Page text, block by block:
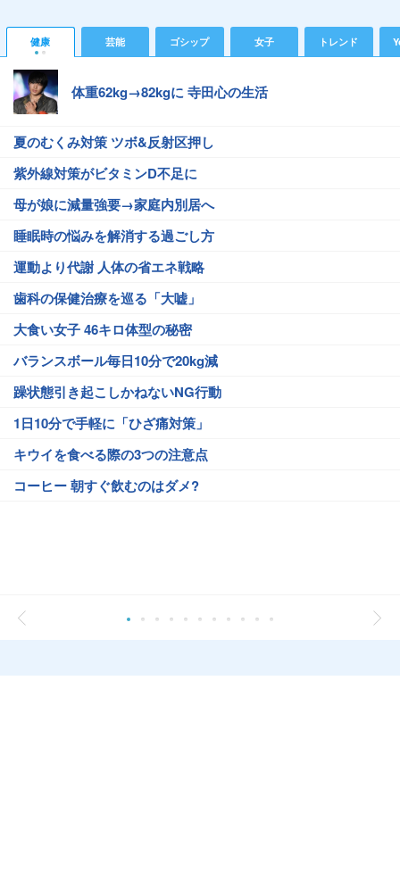
健康 芸能 ゴシップ 女子 トレンド
体重62kg→82kgに 寺田心の生活
夏のむくみ対策 ツボ&反射区押し
紫外線対策がビタミンD不足に
母が娘に減量強要→家庭内別居へ
睡眠時の悩みを解消する過ごし方
運動より代謝 人体の省エネ戦略
歯科の保健治療を巡る「大嘘」
大食い女子 46キロ体型の秘密
バランスボール毎日10分で20kg減
躁状態引き起こしかねないNG行動
1日10分で手軽に「ひざ痛対策」
キウイを食べる際の3つの注意点
コーヒー 朝すぐ飲むのはダメ?